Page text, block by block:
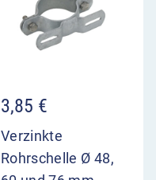
3,85 €
Verzinkte
Rohrschelle Ø 48,